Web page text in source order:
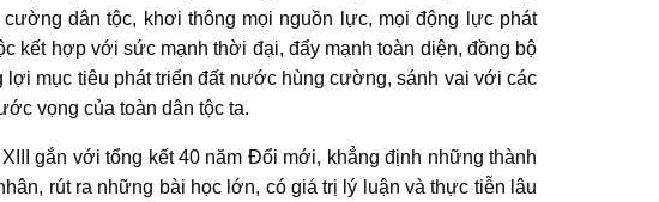
dân tộc, khơi thông mọi nguồn lực, mọi động lực phát
kết hợp với sức mạnh thời đại, đẩy mạnh toàn diện, đồng bộ
mục tiêu phát triển đất nước hùng cường, sánh vai với các
vọng của toàn dân tộc ta.
gắn với tổng kết 40 năm Đổi mới, khẳng định những thành
rút ra những bài học lớn, có giá trị lý luận và thực tiễn lâu